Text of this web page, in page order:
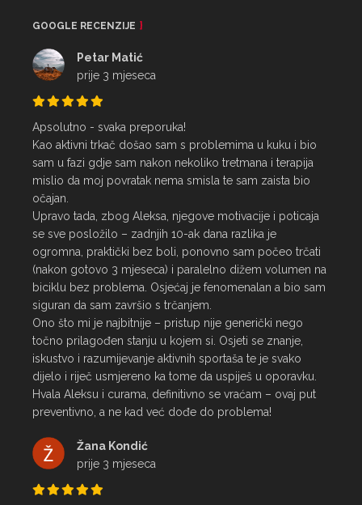
GOOGLE RECENZIJE
Petar Matić
prije 3 mjeseca
Apsolutno - svaka preporuka!
Kao aktivni trkač došao sam s problemima u kuku i bio
sam u fazi gdje sam nakon nekoliko tretmana i terapija
mislio da moj povratak nema smisla te sam zaista bio
očajan.
Upravo tada, zbog Aleksa, njegove motivacije i poticaja
se sve posložilo – zadnjih 10-ak dana razlika je
ogromna, praktički bez boli, ponovno sam počeo trčati
(nakon gotovo 3 mjeseca) i paralelno dižem volumen na
biciklu bez problema. Osjećaj je fenomenalan a bio sam
siguran da sam završio s trčanjem.
Ono što mi je najbitnije – pristup nije generički nego
točno prilagođen stanju u kojem si. Osjeti se znanje,
iskustvo i razumijevanje aktivnih sportaša te je svako
dijelo i riječ usmjereno ka tome da uspiješ u oporavku.
Hvala Aleksu i curama, definitivno se vraćam – ovaj put
preventivno, a ne kad već dođe do problema!
Žana Kondić
prije 3 mjeseca